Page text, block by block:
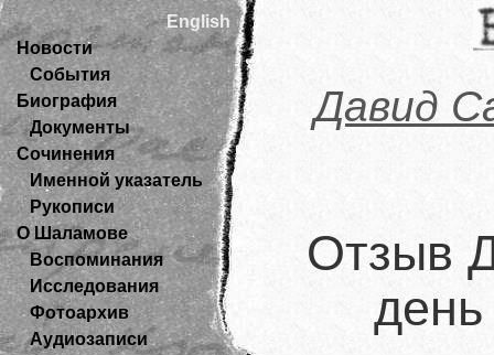
English
Новости
События
Биография
Документы
Сочинения
Именной указатель
Рукописи
О Шаламове
Воспоминания
Исследования
Фотоархив
Аудиозаписи
Давид
Отзыв